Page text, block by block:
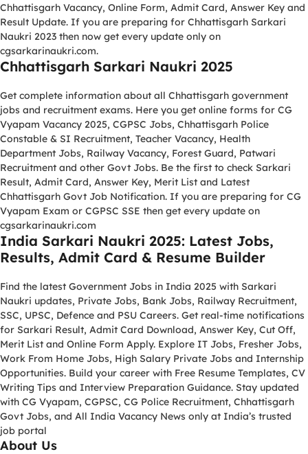
Chhattisgarh Vacancy, Online Form, Admit Card, Answer Key and
Result Update. If you are preparing for Chhattisgarh Sarkari
Naukri 2023 then now get every update only on
cgsarkarinaukri.com.
Chhattisgarh Sarkari Naukri 2025
Get complete information about all Chhattisgarh government
jobs and recruitment exams. Here you get online forms for CG
Vyapam Vacancy 2025, CGPSC Jobs, Chhattisgarh Police
Constable & SI Recruitment, Teacher Vacancy, Health
Department Jobs, Railway Vacancy, Forest Guard, Patwari
Recruitment and other Govt Jobs. Be the first to check Sarkari
Result, Admit Card, Answer Key, Merit List and Latest
Chhattisgarh Govt Job Notification. If you are preparing for CG
Vyapam Exam or CGPSC SSE then get every update on
cgsarkarinaukri.com
India Sarkari Naukri 2025: Latest Jobs,
Results, Admit Card & Resume Builder
Find the latest Government Jobs in India 2025 with Sarkari
Naukri updates, Private Jobs, Bank Jobs, Railway Recruitment,
SSC, UPSC, Defence and PSU Careers. Get real-time notifications
for Sarkari Result, Admit Card Download, Answer Key, Cut Off,
Merit List and Online Form Apply. Explore IT Jobs, Fresher Jobs,
Work From Home Jobs, High Salary Private Jobs and Internship
Opportunities. Build your career with Free Resume Templates, CV
Writing Tips and Interview Preparation Guidance. Stay updated
with CG Vyapam, CGPSC, CG Police Recruitment, Chhattisgarh
Govt Jobs, and All India Vacancy News only at India’s trusted
job portal
About Us